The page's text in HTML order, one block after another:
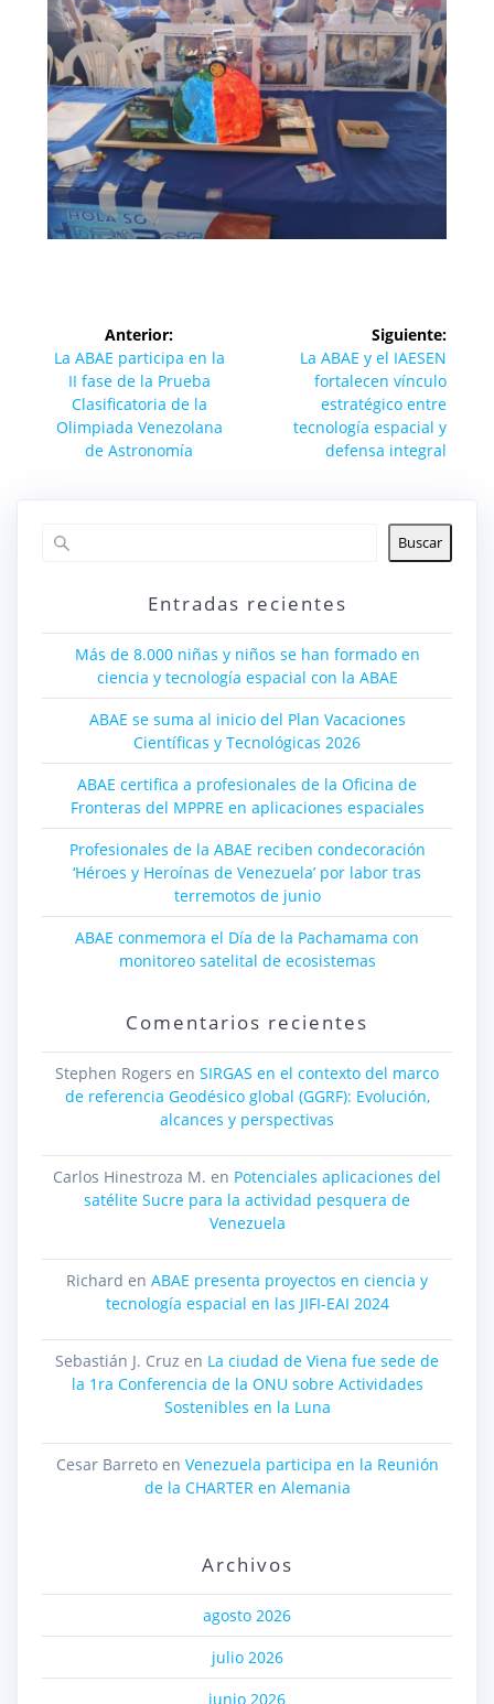
Navegación
de
entradas
Anterior:
Entrada
anterior:
La ABAE participa en la
II fase de la Prueba
Clasificatoria de la
Olimpiada Venezolana
de Astronomía
Siguiente:
Siguiente
entrada:
La ABAE y el IAESEN
fortalecen vínculo
estratégico entre
tecnología espacial y
defensa integral
Buscar
Entradas recientes
Más de 8.000 niñas y niños se han formado en
ciencia y tecnología espacial con la ABAE
ABAE se suma al inicio del Plan Vacaciones
Científicas y Tecnológicas 2026
ABAE certifica a profesionales de la Oficina de
Fronteras del MPPRE en aplicaciones espaciales
Profesionales de la ABAE reciben condecoración
‘Héroes y Heroínas de Venezuela’ por labor tras
terremotos de junio
ABAE conmemora el Día de la Pachamama con
monitoreo satelital de ecosistemas
Comentarios recientes
Stephen Rogers en SIRGAS en el contexto del marco
de referencia Geodésico global (GGRF): Evolución,
alcances y perspectivas
Carlos Hinestroza M. en Potenciales aplicaciones del
satélite Sucre para la actividad pesquera de
Venezuela
Richard en ABAE presenta proyectos en ciencia y
tecnología espacial en las JIFI-EAI 2024
Sebastián J. Cruz en La ciudad de Viena fue sede de
la 1ra Conferencia de la ONU sobre Actividades
Sostenibles en la Luna
Cesar Barretoen Venezuela participa en la Reunión
de la CHARTER en Alemania
Archivos
agosto 2026
julio 2026
junio 2026